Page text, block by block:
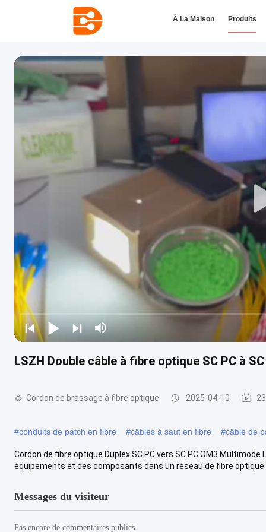
À La Maison Produits
LSZH Double câble à fibre optique SC PC à
Cordon de brassage à fibre optique 2025-04-10
#conduits de patch en fibre #câbles à saut en fibre #câble de
Cordon de fibre optique Duplex SC PC vers SC PC OM3
équipements et des composants dans un réseau de fibre optique.
Messages du visiteur
Pas encore de commentaires publics